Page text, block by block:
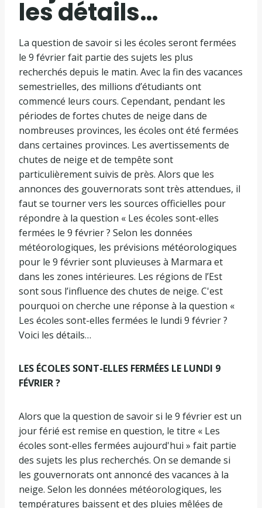
les détails…
La question de savoir si les écoles seront fermées
le 9 février fait partie des sujets les plus
recherchés depuis le matin. Avec la fin des vacances
semestrielles, des millions d’étudiants ont
commencé leurs cours. Cependant, pendant les
périodes de fortes chutes de neige dans de
nombreuses provinces, les écoles ont été fermées
dans certaines provinces. Les avertissements de
chutes de neige et de tempête sont
particulièrement suivis de près. Alors que les
annonces des gouvernorats sont très attendues, il
faut se tourner vers les sources officielles pour
répondre à la question « Les écoles sont-elles
fermées le 9 février ? Selon les données
météorologiques, les prévisions météorologiques
pour le 9 février sont pluvieuses à Marmara et
dans les zones intérieures. Les régions de l’Est
sont sous l’influence des chutes de neige. C'est
pourquoi on cherche une réponse à la question «
Les écoles sont-elles fermées le lundi 9 février ?
Voici les détails…
LES ÉCOLES SONT-ELLES FERMÉES LE LUNDI 9
FÉVRIER ?
Alors que la question de savoir si le 9 février est un
jour férié est remise en question, le titre « Les
écoles sont-elles fermées aujourd'hui » fait partie
des sujets les plus recherchés. On se demande si
les gouvernorats ont annoncé des vacances à la
neige. Selon les données météorologiques, les
températures baissent et des pluies mêlées de